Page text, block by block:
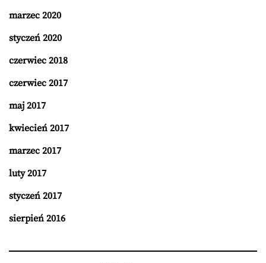
marzec 2020
styczeń 2020
czerwiec 2018
czerwiec 2017
maj 2017
kwiecień 2017
marzec 2017
luty 2017
styczeń 2017
sierpień 2016